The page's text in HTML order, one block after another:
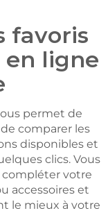
favoris
ligne
permet de
comparer les
disponibles et
clics. Vous
compléter votre
accessoires et
le mieux à votre